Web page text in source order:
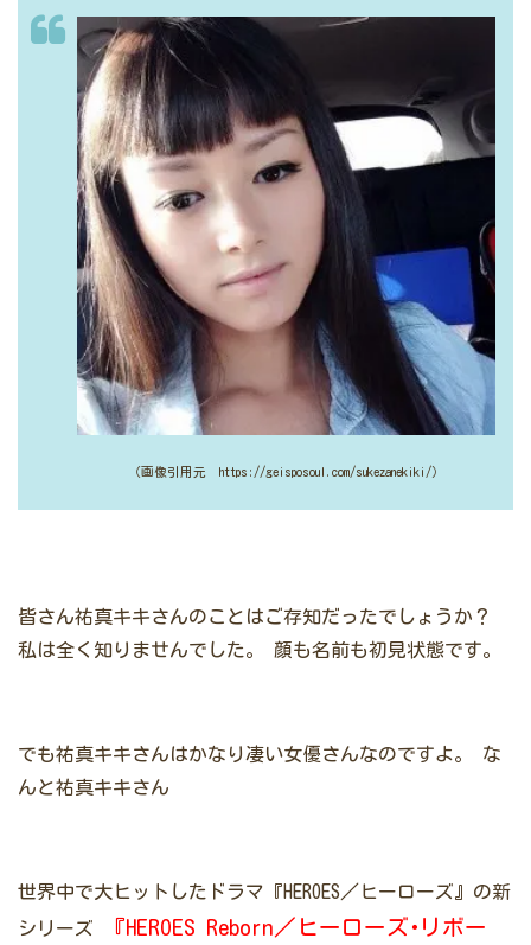
（画像引用元 https://geisposoul.com/sukezanekiki/）
皆さん祐真キキさんのことはご存知だったでしょうか？
私は全く知りませんでした。
顔も名前も初見状態です。
でも祐真キキさんはかなり凄い女優さんなのですよ。
な
んと祐真キキさん
世界中で大ヒットしたドラマ『HEROES／ヒーローズ』の新
シリーズ
『HEROES Reborn／ヒーローズ･リボー